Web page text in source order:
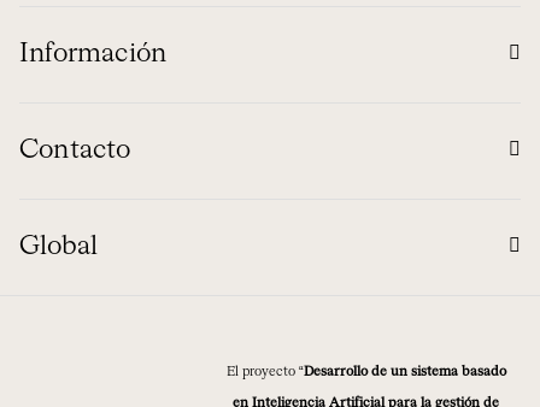
Información
Contacto
Global
El proyecto “Desarrollo de un sistema basado
en Inteligencia Artificial para la gestión de